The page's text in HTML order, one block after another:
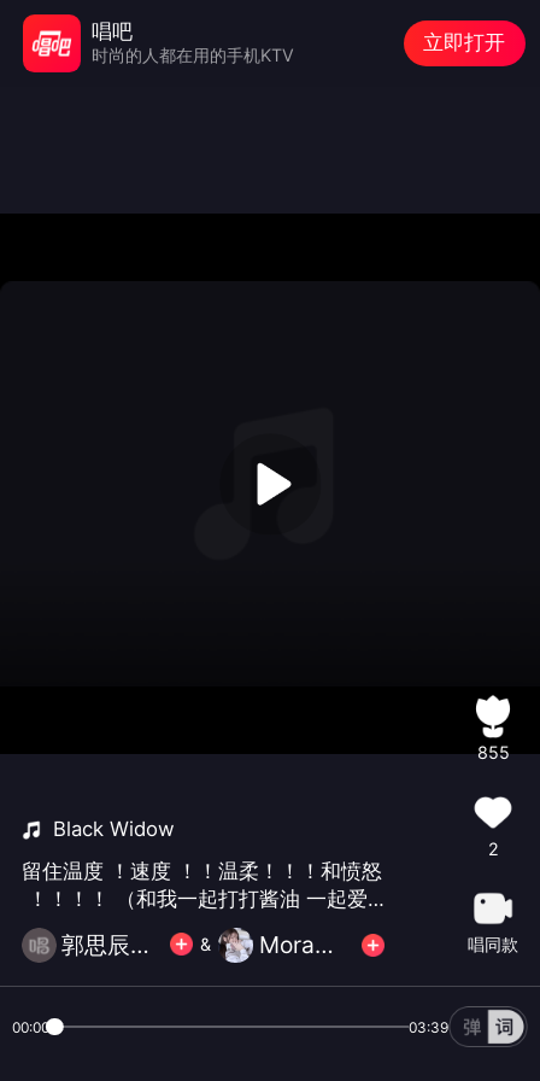
Black Widow
留住温度 ！速度 ！！温柔！！！和愤怒
​ ！！！！ （和我一起打打酱油 一起爱
这个每学一首歌都如此细腻的人. 我爱喵
～ ）
郭思辰辰辰丶 & Mora酱🐱
855
2
唱同款
00:00 03:39
唱吧
时尚的人都在用的手机KTV
立即打开